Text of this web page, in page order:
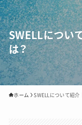
SWELLについ
は？
ホーム SWELLについて紹